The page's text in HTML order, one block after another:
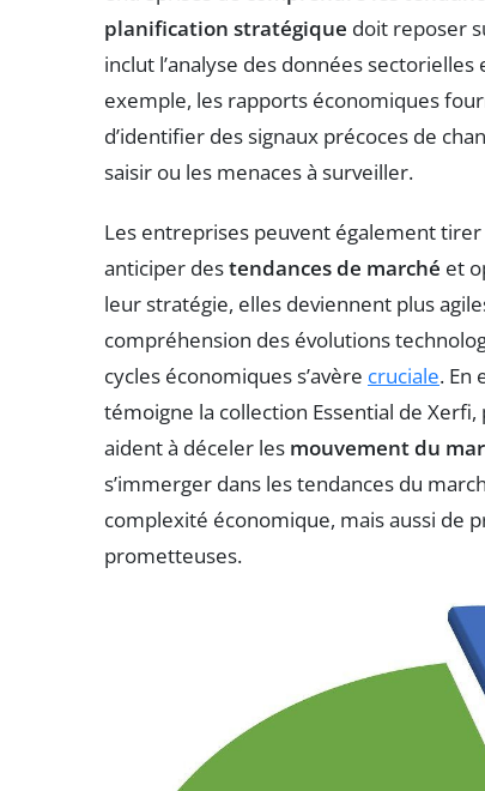
planification stratégique doit reposer
inclut l’analyse des données
exemple, les rapports économiques
d’identifier des signaux précoces de
saisir ou les menaces à surveiller.
Les entreprises peuvent également
anticiper destendances de marché et
leur stratégie, elles deviennent plus
compréhension des évolutions
cycles économiques s’avère cruciale. En
témoigne la collection Essential de
aident à déceler les mouvement du
s’immerger dans les tendances du
complexité économique, mais aussi de
prometteuses.